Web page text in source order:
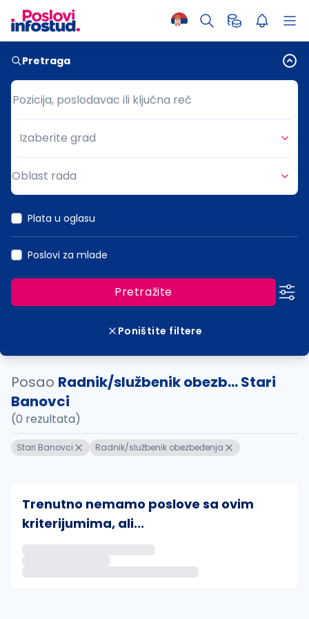
Pretraga
Pozicija, poslodavac ili ključna reč
Pozicija, poslodavac ili ključna reč
Grad
Izaberite grad
Oblast rada
Plata u oglasu
Poslovi za mlade
Pretražite
Poništite filtere
Posao Radnik/službenik obezb... Stari
Banovci
(0 rezultata)
Stari Banovci Radnik/službenik obezbeđenja
Trenutno nemamo poslove sa ovim
kriterijumima, ali...